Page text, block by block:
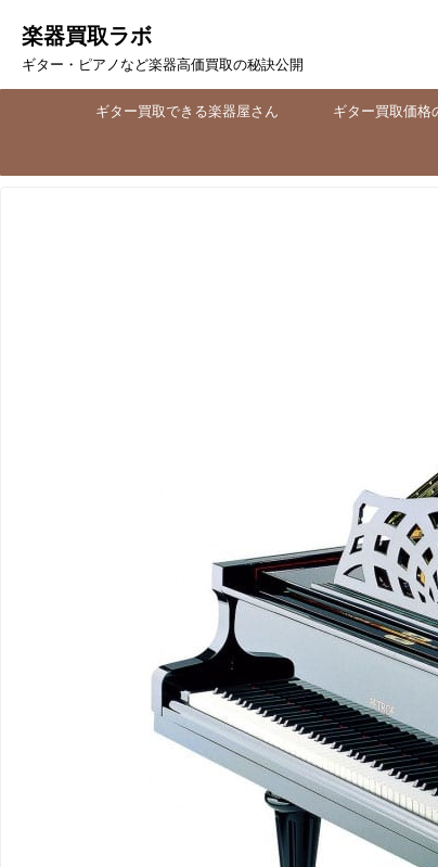
楽器買取ラボ
ギター・ピアノなど楽器高価買取の秘訣公開
ギター買取できる楽器屋さん ギター買取価格